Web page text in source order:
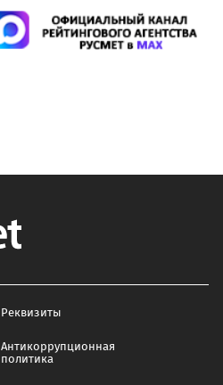
Реквизиты
Антикоррупционная
политика